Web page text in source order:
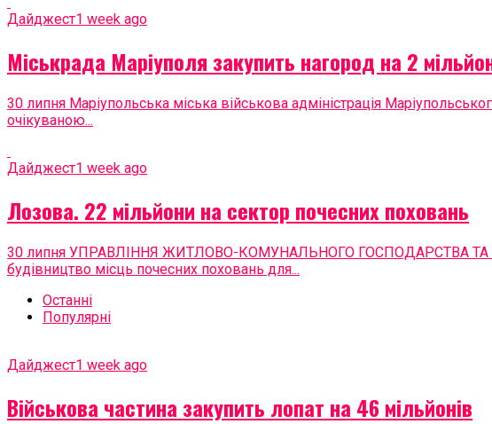
Дайджест1 week ago
Міськрада Маріуполя закупить нагород на 2
30 липня Маріупольська міська військова адміністрація
очікуваною...
Дайджест1 week ago
Лозова. 22 мільйони на сектор почесних поховань
30 липня УПРАВЛІННЯ ЖИТЛОВО-КОМУНАЛЬНОГО ГОСПОДАРСТВА ТА
будівництво місць почесних поховань для...
Останні
Популярні
Дайджест1 week ago
Військова частина закупить лопат на 46 мільйонів